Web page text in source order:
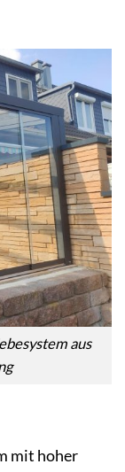
aus
mit hoher